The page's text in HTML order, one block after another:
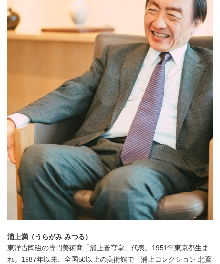
浦上満（うらがみ みつる）
東洋古陶磁の専門美術商「浦上蒼穹堂」代表。1951年東京都生ま
れ。1987年以来、全国50以上の美術館で「浦上コレクション 北斎